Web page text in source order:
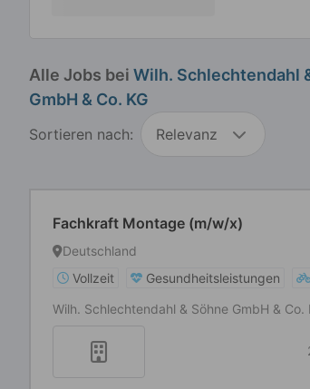
Alle Jobs bei Wilh. Schlechtendahl
GmbH & Co. KG
Sortieren nach: Relevanz
Fachkraft Montage (m/w/x)
Deutschland
Vollzeit
Gesundheitsleistungen
Wilh. Schlechtendahl & Söhne GmbH & Co.